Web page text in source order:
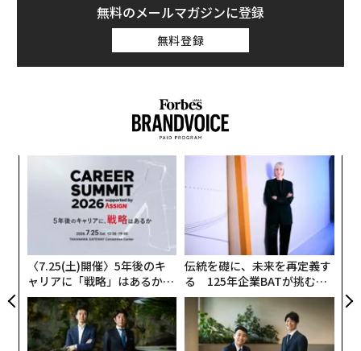
無料のメールマガジンに登録
無料登録
〈7.25(土)開催〉5年後のキ
ャリアに「戦略」はあるか。
トップエグゼクティブのキャ
リアに触れる1日│CAREER S
UMMIT 2026
伝統を礎に、未来を再定義す
る 125年企業BATが挑むス
モークレスな未来